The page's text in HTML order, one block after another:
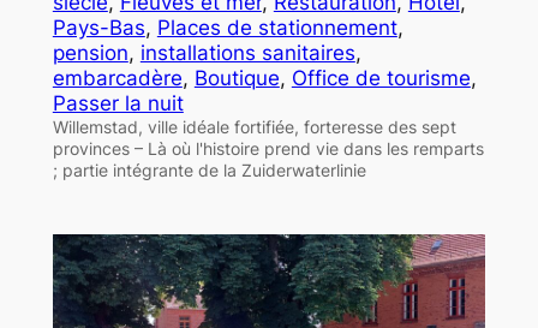
Pays-Bas, Places de stationnement
pension, installations sanitaires
embarcadère, Boutique, Office de tourisme
Passer la nuit
Willemstad, ville idéale fortifiée, forteresse des sept
provinces – Là où l'histoire prend vie dans les remparts
; partie intégrante de la Zuiderwaterlinie